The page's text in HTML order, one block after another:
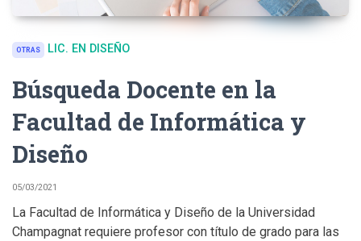
OTRAS LIC. EN DISEÑO
Búsqueda Docente en la
Facultad de Informática y
Diseño
05/03/2021
La Facultad de Informática y Diseño de la Universidad
Champagnat requiere profesor con título de grado para las